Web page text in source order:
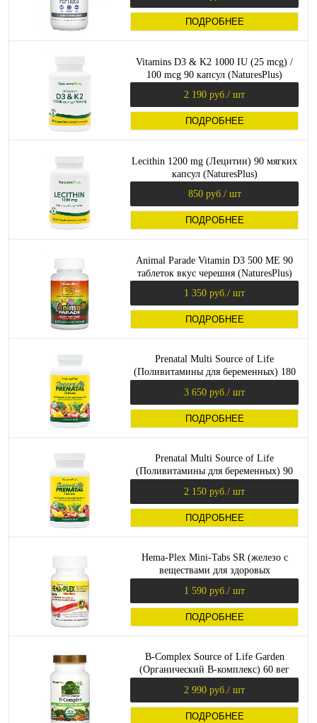
ПОДРОБНЕЕ
Vitamins D3 & K2 1000 IU (25 mcg) /
100 mcg 90 капсул (NaturesPlus)
2 190 руб. / шт
ПОДРОБНЕЕ
Lecithin 1200 mg (Лецитин) 90 мягких
капсул (NaturesPlus)
850 руб. / шт
ПОДРОБНЕЕ
Animal Parade Vitamin D3 500 МЕ 90
таблеток вкус черешня (NaturesPlus)
1 350 руб. / шт
ПОДРОБНЕЕ
Prenatal Multi Source of Life
(Поливитамины для беременных) 180
3 650 руб. / шт
ПОДРОБНЕЕ
Prenatal Multi Source of Life
(Поливитамины для беременных) 90
2 150 руб. / шт
ПОДРОБНЕЕ
Hema-Plex Mini-Tabs SR (железо с
веществами для здоровых
(NaturesPlus)
1 590 руб. / шт
ПОДРОБНЕЕ
B-Complex Source of Life Garden
(Органический B-комплекс) 60 вег
2 990 руб. / шт
ПОДРОБНЕЕ